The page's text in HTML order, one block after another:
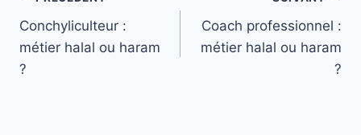
de
l’article
Conchyliculteur :
métier halal ou haram
?
Coach professionnel :
métier halal ou haram
?